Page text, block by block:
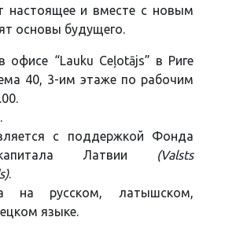
настоящее и вместе с новым
основы будущего.
офисе “Lauku Ceļotājs” в Риге
40, 3-им этаже по рабочим
.
с поддержкой Фонда
капитала Латвии
(Valsts
.
на русском, латышском,
языке.